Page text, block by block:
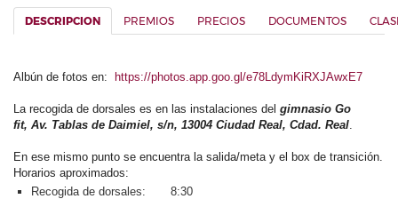
DESCRIPCION PREMIOS PRECIOS DOCUMENTOS
Albún de fotos en: https://photos.app.goo.gl/e78LdymKiRXJAwxE7
La recogida de dorsales es en las instalaciones del gimnasio Go
fit, Av. Tablas de Daimiel, s/n, 13004 Ciudad Real, Cdad. Real.
En ese mismo punto se encuentra la salida/meta y el box de transición.
Horarios aproximados:
Recogida de dorsales: 8:30